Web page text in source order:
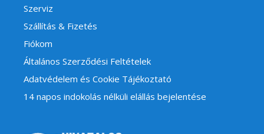
Szerviz
Szállítás & Fizetés
Fiókom
Általános Szerződési Feltételek
Adatvédelem és Cookie Tájékoztató
14 napos indokolás nélküli elállás bejelentése